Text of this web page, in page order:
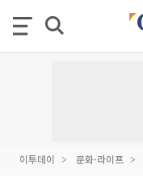
이투데이 문화·라이프